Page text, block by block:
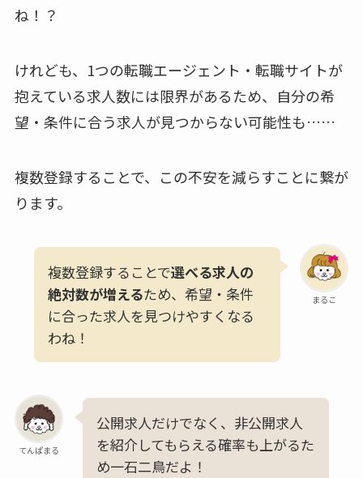
ね！？
けれども、1つの転職エージェント・転職サイトが
抱えている求人数には限界があるため、自分の希
望・条件に合う求人が見つからない可能性も……
複数登録することで、この不安を減らすことに繋が
ります。
まるこ
複数登録することで選べる求人の
絶対数が増えるため、希望・条件
に合った求人を見つけやすくなる
わね！
てんぱまる
公開求人だけでなく、非公開求人
を紹介してもらえる確率も上がるた
め一石二鳥だよ！